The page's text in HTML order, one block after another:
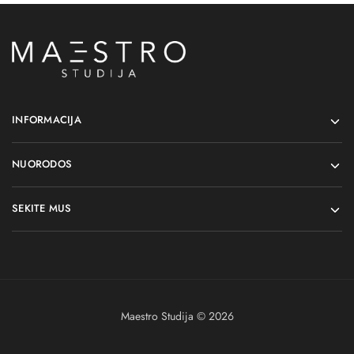
INFORMACIJA
NUORODOS
SEKITE MUS
Maestro Studija © 2026